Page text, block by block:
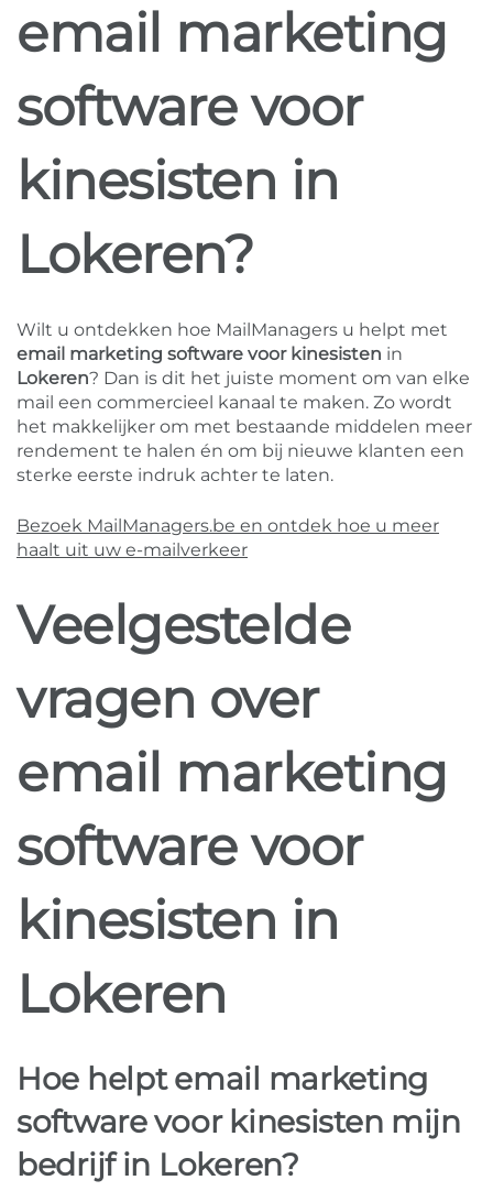
email marketing
software voor
kinesisten in
Lokeren?
Wilt u ontdekken hoe MailManagers u helpt met
email marketing software voor kinesisten in
Lokeren? Dan is dit het juiste moment om van elke
mail een commercieel kanaal te maken. Zo wordt
het makkelijker om met bestaande middelen meer
rendement te halen én om bij nieuwe klanten een
sterke eerste indruk achter te laten.
Bezoek MailManagers.be en ontdek hoe u meer
haalt uit uw e-mailverkeer
Veelgestelde
vragen over
email marketing
software voor
kinesisten in
Lokeren
Hoe helpt email marketing
software voor kinesisten mijn
bedrijf in Lokeren?